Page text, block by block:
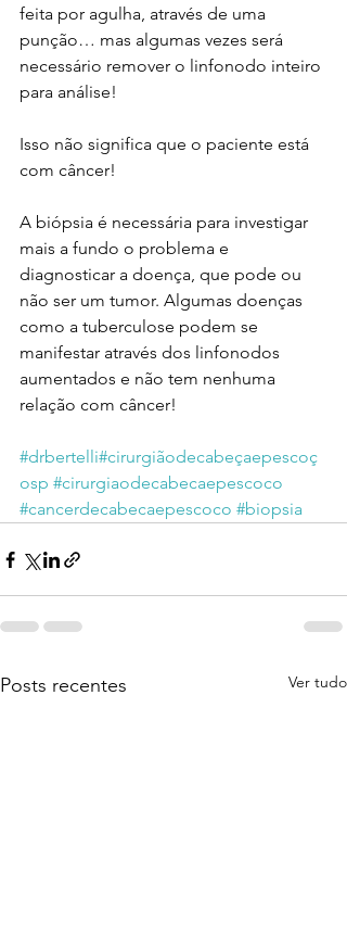
feita por agulha, através de uma
punção… mas algumas vezes será
necessário remover o linfonodo inteiro
para análise!
Isso não significa que o paciente está
com câncer!
A biópsia é necessária para investigar
mais a fundo o problema e
diagnosticar a doença, que pode ou
não ser um tumor. Algumas doenças
como a tuberculose podem se
manifestar através dos linfonodos
aumentados e não tem nenhuma
relação com câncer!
#drbertelli#cirurgiãodecabeçaepescoç
osp #cirurgiaodecabecaepescoco
#cancerdecabecaepescoco #biopsia
Posts recentes Ver tudo